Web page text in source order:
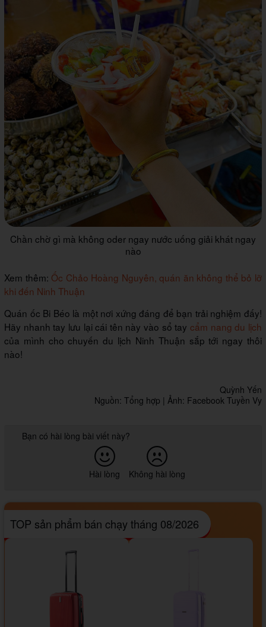
Chần chờ gì mà không oder ngay nước uống giải khát ngay
nào
Xem thêm: Ốc Chảo Hoàng Nguyên, quán ăn không thể bỏ lỡ
khi đến Ninh Thuận
Quán ốc Bi Béo là một nơi xứng đáng để bạn trải nghiệm đấy!
Hãy nhanh tay lưu lại cái tên này vào sổ tay cẩm nang du lịch
của mình cho chuyến du lịch Ninh Thuận sắp tới ngay thôi
nào!
Quỳnh Yến
Nguồn: Tổng hợp | Ảnh: Facebook Tuyền Vy
Bạn có hài lòng bài viết này?
Hài lòng Không hài lòng
TOP sản phẩm bán chạy tháng 08/2026